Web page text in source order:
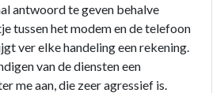
antwoord te geven behalve
tussen het modem en de telefoon
ver elke handeling een rekening.
van de diensten een
me aan, die zeer agressief is.